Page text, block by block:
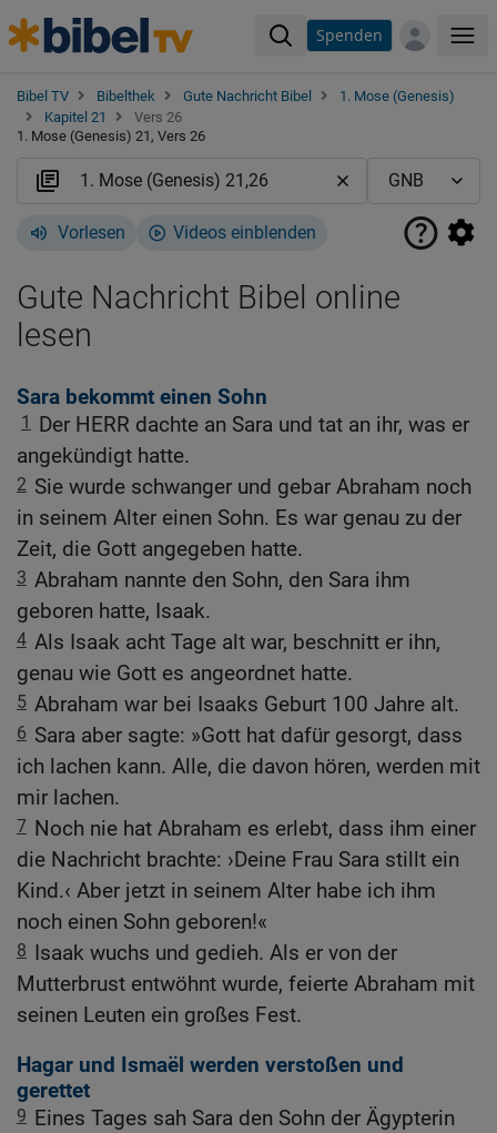
Spenden
Bibel TV Bibelthek Gute Nachricht Bibel
1. Mose (Genesis)
Kapitel 21
Vers 26
1. Mose (Genesis) 21, Vers 26
Vorlesen Videos einblenden
Gute Nachricht Bibel online
lesen
Sara bekommt einen Sohn
1
Der HERR dachte an Sara und tat an ihr, was er
angekündigt hatte.
2 Sie wurde schwanger und gebar Abraham noch
in seinem Alter einen Sohn. Es war genau zu der
Zeit, die Gott angegeben hatte.
3 Abraham nannte den Sohn, den Sara ihm
geboren hatte, Isaak.
4 Als Isaak acht Tage alt war, beschnitt er ihn,
genau wie Gott es angeordnet hatte.
5 Abraham war bei Isaaks Geburt 100 Jahre alt.
6 Sara aber sagte: »Gott hat dafür gesorgt, dass
ich lachen kann. Alle, die davon hören, werden mit
mir lachen.
7 Noch nie hat Abraham es erlebt, dass ihm einer
die Nachricht brachte: ›Deine Frau Sara stillt ein
Kind.‹ Aber jetzt in seinem Alter habe ich ihm
noch einen Sohn geboren!«
8 Isaak wuchs und gedieh. Als er von der
Mutterbrust entwöhnt wurde, feierte Abraham mit
seinen Leuten ein großes Fest.
Hagar und Ismaël werden verstoßen und
gerettet
9 Eines Tages sah Sara den Sohn der Ägypterin